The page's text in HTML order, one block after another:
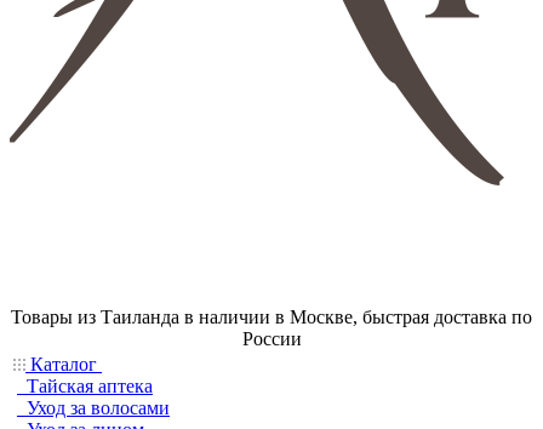
Товары из Таиланда в наличии в Москве, быстрая доставка по
России
Каталог
Тайская аптека
Уход за волосами